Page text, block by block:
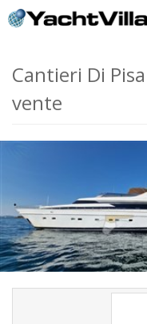
Cantieri Di
vente